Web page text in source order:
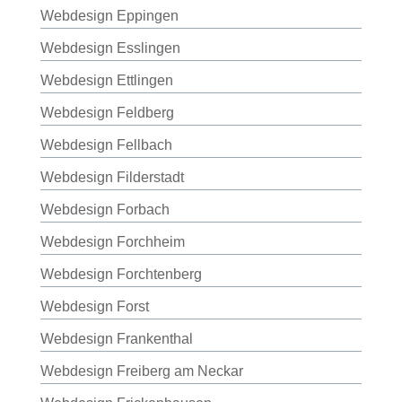
Webdesign Eppingen
Webdesign Esslingen
Webdesign Ettlingen
Webdesign Feldberg
Webdesign Fellbach
Webdesign Filderstadt
Webdesign Forbach
Webdesign Forchheim
Webdesign Forchtenberg
Webdesign Forst
Webdesign Frankenthal
Webdesign Freiberg am Neckar